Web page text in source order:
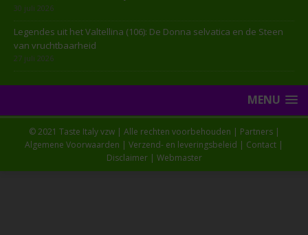
30 juli 2026
Legendes uit het Valtellina (106): De Donna selvatica en de Steen
van vruchtbaarheid
27 juli 2026
MENU
© 2021 Taste Italy vzw | Alle rechten voorbehouden | Partners|
Algemene Voorwaarden | Verzend- en leveringsbeleid | Contact |
Disclaimer| Webmaster